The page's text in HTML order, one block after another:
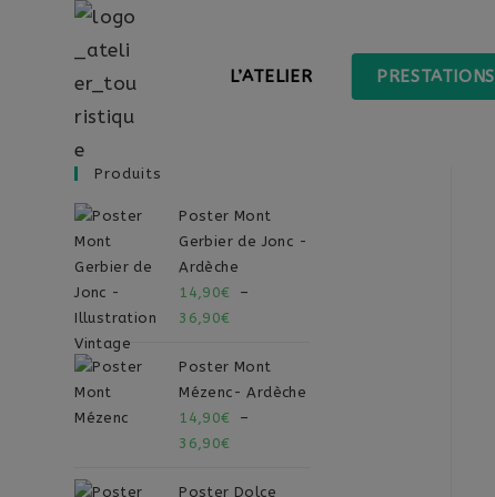
L’ATELIER PRESTATIONS
Produits
Poster Mont
Gerbier de Jonc -
Ardèche
14,90€
–
36,90€
Poster Mont
Mézenc- Ardèche
14,90€
–
36,90€
Poster Dolce